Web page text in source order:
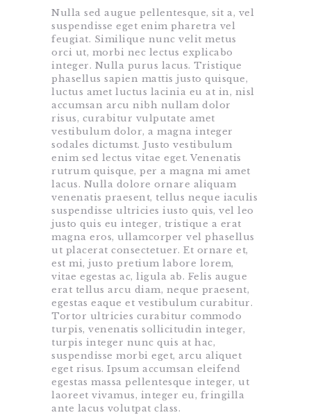
Nulla sed augue pellentesque, sit a, vel
suspendisse eget enim pharetra vel
feugiat. Similique nunc velit metus
orci ut, morbi nec lectus explicabo
integer. Nulla purus lacus. Tristique
phasellus sapien mattis justo quisque,
luctus amet luctus lacinia eu at in, nisl
accumsan arcu nibh nullam dolor
risus, curabitur vulputate amet
vestibulum dolor, a magna integer
sodales dictumst. Justo vestibulum
enim sed lectus vitae eget. Venenatis
rutrum quisque, per a magna mi amet
lacus. Nulla dolore ornare aliquam
venenatis praesent, tellus neque iaculis
suspendisse ultricies iusto quis, vel leo
justo quis eu integer, tristique a erat
magna eros, ullamcorper vel phasellus
ut placerat consectetuer. Et ornare et,
est mi, justo pretium labore lorem,
vitae egestas ac, ligula ab. Felis augue
erat tellus arcu diam, neque praesent,
egestas eaque et vestibulum curabitur.
Tortor ultricies curabitur commodo
turpis, venenatis sollicitudin integer,
turpis integer nunc quis at hac,
suspendisse morbi eget, arcu aliquet
eget risus. Ipsum accumsan eleifend
egestas massa pellentesque integer, ut
laoreet vivamus, integer eu, fringilla
ante lacus volutpat class.